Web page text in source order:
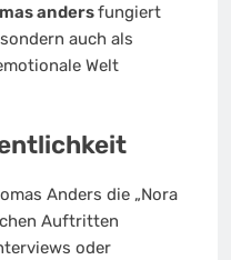
andersfungiert
auch als
Welt
Anders die „Nora
Auftritten
oder